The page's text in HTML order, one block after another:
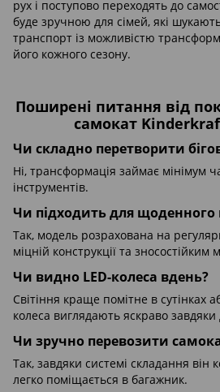
рух і поступово переходять до
буде зручною для сімей, які
транспорт із можливістю
його кожного сезону.
Поширені питання від
самокат
Чи складно перетворити
Ні, трансформація займає мінімум
інструментів.
Чи підходить для щоденного
Так, модель розрахована на
міцній конструкції та зносостійким
Чи видно LED-колеса вдень?
Світіння краще помітне в сутінках
колеса виглядають яскраво завдяки
Чи зручно перевозити
Так, завдяки системі складання він
легко поміщається в багажник.